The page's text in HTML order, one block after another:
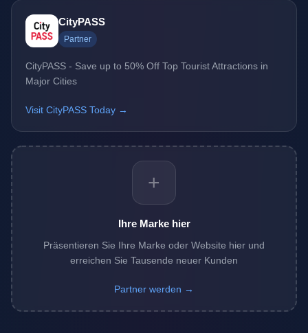
CityPASS
Partner
CityPASS - Save up to 50% Off Top Tourist Attractions in
Major Cities
Visit CityPASS Today →
+
Ihre Marke hier
Präsentieren Sie Ihre Marke oder Website hier und
erreichen Sie Tausende neuer Kunden
Partner werden →